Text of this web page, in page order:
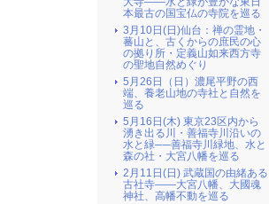
本最古の国宝仏の寺院を巡る
3月10日(日)仙台：禅の霊地・
蕃山と、古くからの庶民の心
の拠り所・定義山如来西方寺
の聖地自然めぐり
5月26日（日）濃尾平野の西
端、養老山地の寺社と自然を
巡る
5月16日(木) 東京23区内から
湧き出る川・善福寺川沿いの
水と緑──善福寺川緑地、水と
森の社・大宮八幡を巡る
2月11日(日) 武蔵国の由緒ある
古社寺――大宮八幡、大國魂
神社、高幡不動を巡る